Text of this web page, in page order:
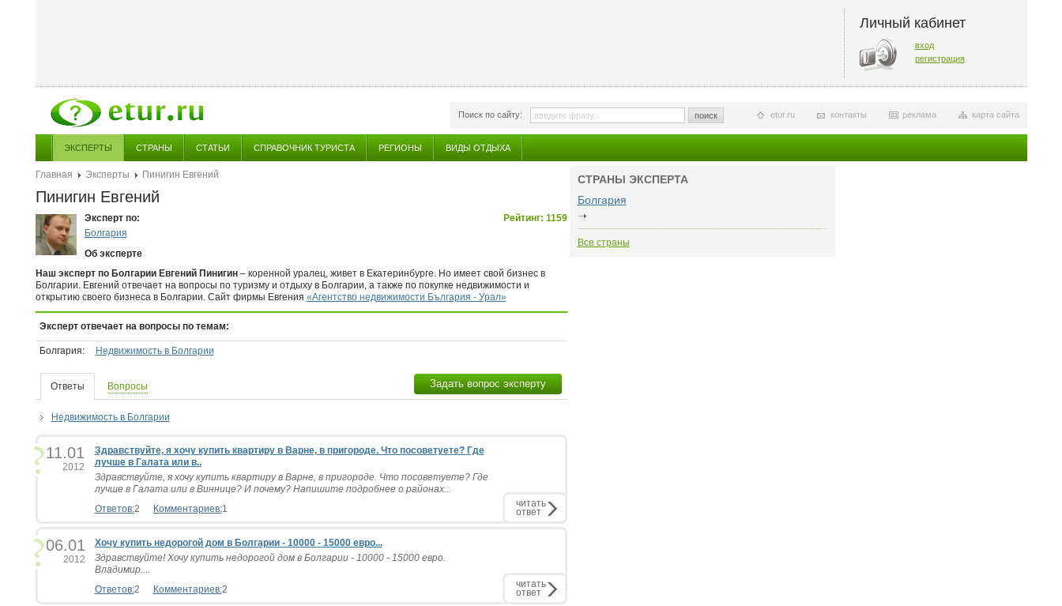
Личный кабинет
вход
регистрация
Поиск по сайту: поиск карта сайта
реклама
контакты
etur.ru
ЭКСПЕРТЫ СТРАНЫ СТАТЬИ СПРАВОЧНИК ТУРИСТА РЕГИОНЫ ВИДЫ ОТДЫХА
Главная Эксперты Пинигин Евгений
Пинигин Евгений
Рейтинг: 1159
Эксперт по:
Болгария
Об эксперте
Наш эксперт по Болгарии Евгений Пинигин – коренной уралец, живет в Екатеринбурге. Но имеет свой бизнес в
Болгарии. Евгений отвечает на вопросы по туризму и отдыху в Болгарии, а также по покупке недвижимости и
открытию своего бизнеса в Болгарии. Сайт фирмы Евгения «Агентство недвижимости България - Урал»
Эксперт отвечает на вопросы по темам:
Болгария: Недвижимость в Болгарии
Ответы Вопросы Задать вопрос эксперту
Недвижимость в Болгарии
11.01
2012
Здравствуйте, я хочу купить квартиру в Варне, в пригороде. Что посоветуете? Где
лучше в Галата или в..
Здравствуйте, я хочу купить квартиру в Варне, в пригороде. Что посоветуете? Где
лучше в Галата или в Виннице? И почему? Напишите подробнее о районах...
Ответов:2 Комментариев:1 читать
ответ
06.01
2012
Хочу купить недорогой дом в Болгарии - 10000 - 15000 евро...
Здравствуйте! Хочу купить недорогой дом в Болгарии - 10000 - 15000 евро.
Владимир....
Ответов:2 Комментариев:2 читать
ответ
СТРАНЫ ЭКСПЕРТА
Болгария
Все страны